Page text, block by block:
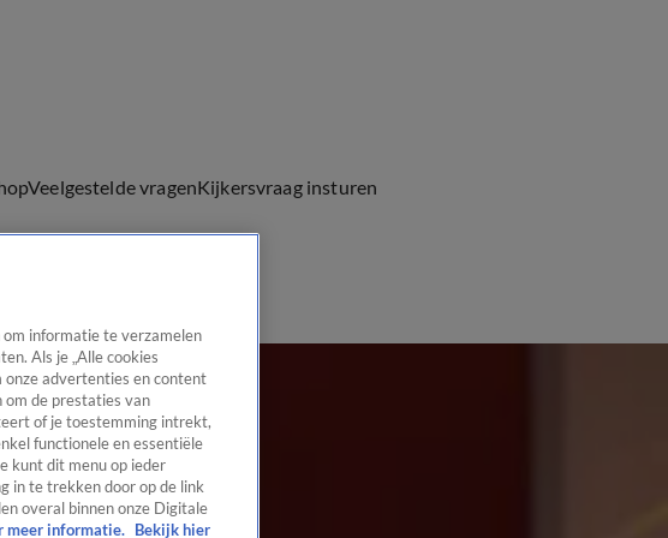
Veelgestelde vragenKijkersvraag insturen
informatie te verzamelen
Als je „Alle cookies
onze advertenties en content
om de prestaties van
of je toestemming intrekt,
functionele en essentiële
kunt dit menu op ieder
in te trekken door op de link
overal binnen onze Digitale
meer informatie.
Bekijk hier